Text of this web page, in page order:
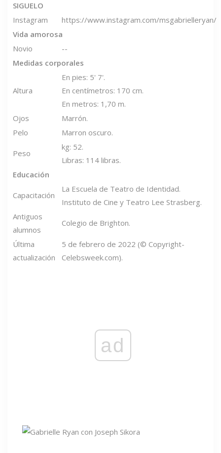
SIGUELO
Instagram
https://www.instagram.com/msgabrielleryan/
Vida amorosa
Novio
--
Medidas corporales
Altura
En pies: 5' 7'.
En centímetros: 170 cm.
En metros: 1,70 m.
Ojos
Marrón.
Pelo
Marron oscuro.
Peso
kg: 52.
Libras: 114 libras.
Educación
Capacitación
La Escuela de Teatro de Identidad.
Instituto de Cine y Teatro Lee Strasberg.
Antiguos
alumnos
Colegio de Brighton.
Última
actualización
5 de febrero de 2022 (© Copyright-
Celebsweek.com).
ad